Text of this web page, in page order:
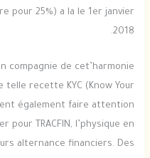
pour 25%) a la le 1er janvier
2018.
compagnie de cet’harmonie
telle recette KYC (Know Your
également faire attention
pour TRACFIN, l’physique en
alternance financiers. Des